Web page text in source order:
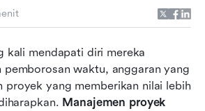
kali mendapati diri mereka
pemborosan waktu, anggaran yang
proyek yang memberikan nilai lebih
Manajemen proyek
proyek lean
untuk manajemen proyek